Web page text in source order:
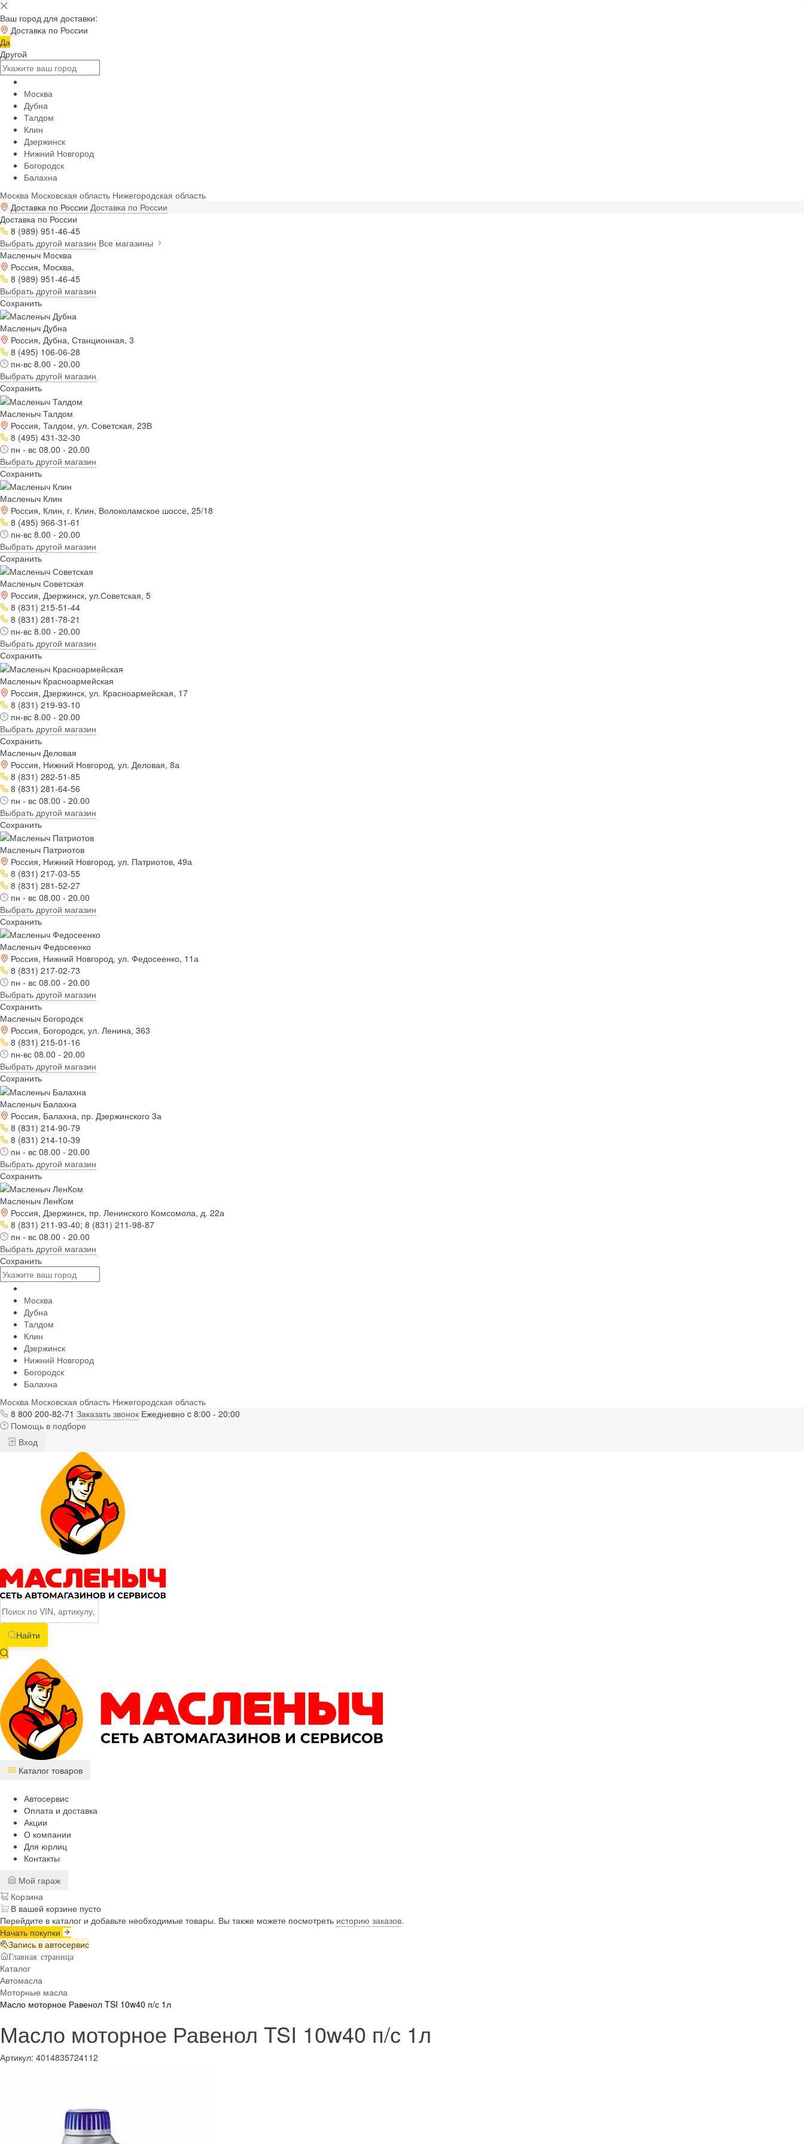
Ваш город для доставки:
Доставка по России
Да
Другой
Москва
Дубна
Талдом
Клин
Дзержинск
Нижний Новгород
Богородск
Балахна
Москва Московская область Нижегородская область
Доставка по России Доставка по России
Доставка по России
8 (989) 951-46-45
Выбрать другой магазин Все магазины
Масленыч Москва
Россия, Москва,
8 (989) 951-46-45
Выбрать другой магазин
Сохранить
Масленыч Дубна
Россия, Дубна, Станционная, 3
8 (495) 106-06-28
пн-вс 8.00 - 20.00
Выбрать другой магазин
Сохранить
Масленыч Талдом
Россия, Талдом, ул. Советская, 23В
8 (495) 431-32-30
пн - вс 08.00 - 20.00
Выбрать другой магазин
Сохранить
Масленыч Клин
Россия, Клин, г. Клин, Волоколамское шоссе, 25/18
8 (495) 966-31-61
пн-вс 8.00 - 20.00
Выбрать другой магазин
Сохранить
Масленыч Советская
Россия, Дзержинск, ул.Советская, 5
8 (831) 215-51-44
8 (831) 281-78-21
пн-вс 8.00 - 20.00
Выбрать другой магазин
Сохранить
Масленыч Красноармейская
Россия, Дзержинск, ул. Красноармейская, 17
8 (831) 219-93-10
пн-вс 8.00 - 20.00
Выбрать другой магазин
Сохранить
Масленыч Деловая
Россия, Нижний Новгород, ул. Деловая, 8а
8 (831) 282-51-85
8 (831) 281-64-56
пн - вс 08.00 - 20.00
Выбрать другой магазин
Сохранить
Масленыч Патриотов
Россия, Нижний Новгород, ул. Патриотов, 49а
8 (831) 217-03-55
8 (831) 281-52-27
пн - вс 08.00 - 20.00
Выбрать другой магазин
Сохранить
Масленыч Федосеенко
Россия, Нижний Новгород, ул. Федосеенко, 11а
8 (831) 217-02-73
пн - вс 08.00 - 20.00
Выбрать другой магазин
Сохранить
Масленыч Богородск
Россия, Богородск, ул. Ленина, 363
8 (831) 215-01-16
пн-вс 08.00 - 20.00
Выбрать другой магазин
Сохранить
Масленыч Балахна
Россия, Балахна, пр. Дзержинского 3а
8 (831) 214-90-79
8 (831) 214-10-39
пн - вс 08.00 - 20.00
Выбрать другой магазин
Сохранить
Масленыч ЛенКом
Россия, Дзержинск, пр. Ленинского Комсомола, д. 22а
8 (831) 211-93-40; 8 (831) 211-98-87
пн - вс 08.00 - 20.00
Выбрать другой магазин
Сохранить
Москва
Дубна
Талдом
Клин
Дзержинск
Нижний Новгород
Богородск
Балахна
Москва Московская область Нижегородская область
8 800 200-82-71 Заказать звонок Ежедневно c 8:00 - 20:00
Помощь в подборе
Вход
Найти
Каталог товаров
Автосервис
Оплата и доставка
Акции
О компании
Для юрлиц
Контакты
Мой гараж
Корзина
В вашей корзине пусто
Перейдите в каталог и добавьте необходимые товары. Вы также можете посмотреть историю заказов.
Начать покупки
Запись в автосервис
Главная страница
Каталог
Автомасла
Моторные масла
Масло моторное Равенол TSI 10w40 п/с 1л
Масло моторное Равенол TSI 10w40 п/с 1л
Артикул: 4014835724112